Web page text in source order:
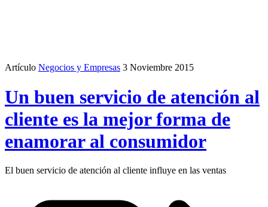
Artículo Negocios y Empresas 3 Noviembre 2015
Un buen servicio de atención al
cliente es la mejor forma de
enamorar al consumidor
El buen servicio de atención al cliente influye en las ventas